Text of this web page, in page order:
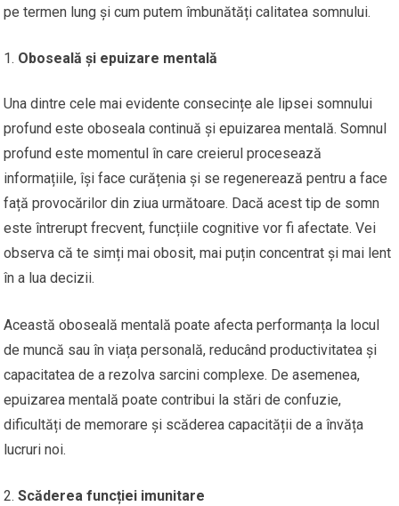
pe termen lung și cum putem îmbunătăți calitatea somnului.
Oboseală și epuizare mentală
Una dintre cele mai evidente consecințe ale lipsei somnului
profund este oboseala continuă și epuizarea mentală. Somnul
profund este momentul în care creierul procesează
informațiile, își face curățenia și se regenerează pentru a face
față provocărilor din ziua următoare. Dacă acest tip de somn
este întrerupt frecvent, funcțiile cognitive vor fi afectate. Vei
observa că te simți mai obosit, mai puțin concentrat și mai lent
în a lua decizii.
Această oboseală mentală poate afecta performanța la locul
de muncă sau în viața personală, reducând productivitatea și
capacitatea de a rezolva sarcini complexe. De asemenea,
epuizarea mentală poate contribui la stări de confuzie,
dificultăți de memorare și scăderea capacității de a învăța
lucruri noi.
Scăderea funcției imunitare